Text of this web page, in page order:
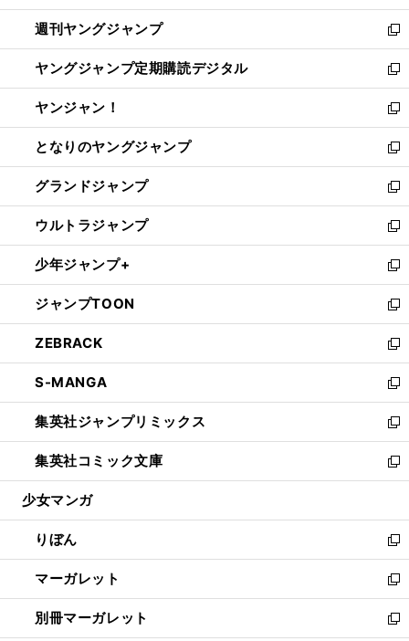
開
く
ウ
で
開
く
ン
ド
ウ
で
開
く
ウ
ィ
ン
ド
ウ
で
開
く
週刊ヤングジャンプ
新
し
い
ウ
ィ
ン
ド
ウ
で
開
く
ヤングジャンプ定期購読デジタル
新
し
い
ウ
ィ
ン
ド
ウ
で
開
く
ヤンジャン！
新
し
い
ウ
ィ
ン
ド
ウ
で
開
く
となりのヤングジャンプ
新
し
い
ウ
ィ
ン
ド
ウ
で
開
く
グランドジャンプ
新
し
い
ウ
ィ
ン
ド
ウ
で
開
く
ウルトラジャンプ
新
し
い
ウ
ィ
ン
ド
ウ
で
開
く
少年ジャンプ+
新
し
い
ウ
ィ
ン
ド
ウ
で
開
く
ジャンプTOON
新
し
い
ウ
ィ
ン
ド
ウ
で
開
ZEBRACK
新
し
い
ウ
ィ
ン
ド
ウ
開
く
S-MANGA
新
し
い
ウ
ィ
ン
ウ
で
開
く
集英社ジャンプリミックス
新
し
い
ウ
ン
ド
ウ
で
開
く
集英社コミック文庫
新
し
ウ
ィ
ン
ド
ウ
で
開
少女マンガ
りぼん
新
し
い
ウ
ィ
マーガレット
新
し
い
別冊マーガレット
新